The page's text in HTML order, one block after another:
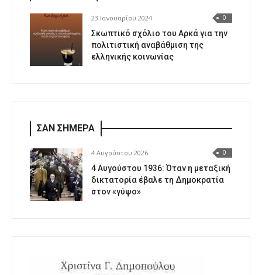
23 Ιανουαρίου 2024 0
Σκωπτικό σχόλιο του Αρκά για την
πολιτιστική αναβάθμιση της
ελληνικής κοινωνίας
ΣΑΝ ΣΗΜΕΡΑ
4 Αυγούστου 2026 0
4 Αυγούστου 1936: Όταν η μεταξική
δικτατορία έβαλε τη Δημοκρατία
στον «γύψο»